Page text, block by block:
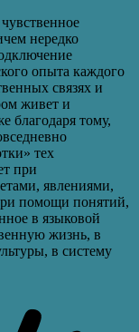
нередко
опыта каждого
связях и
живет и
благодаря тому,
тех
при
явлениями,
помощи понятий,
в языковой
жизнь, в
в систему